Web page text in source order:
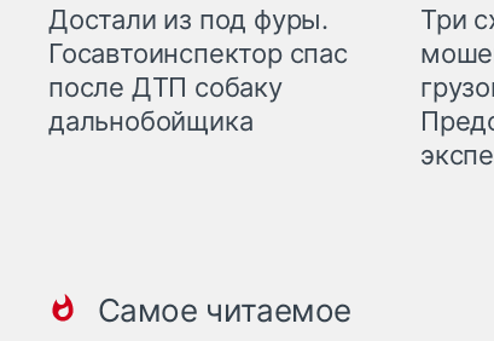
Достали из под фуры.
Госавтоинспектор спас
после ДТП собаку
дальнобойщика
Три
Самое читаемое